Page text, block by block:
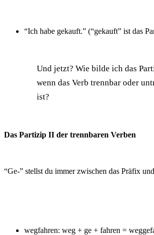
“Ich habe gekauft.” (“gekauft” ist das
Und jetzt? Wie bilde ich das
wenn das Verb trennbar oder
ist?
Das Partizip II der trennbaren Verben
“Ge-” stellst du immer zwischen das Präfix
wegfahren: weg + ge + fahren =